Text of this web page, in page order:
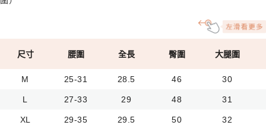
尺寸 腰圍 全長 臀圍 大腿圍
M 25-31 28.5 46 30
L 27-33 29 48 31
XL 29-35 29.5 50 32